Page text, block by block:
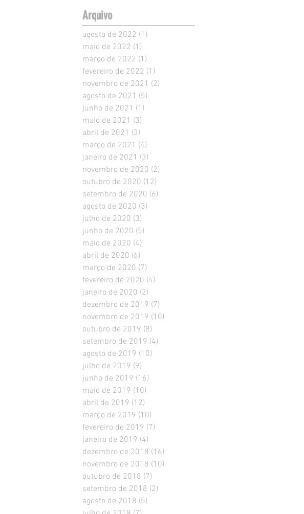
Arquivo
agosto de 2022 (1)
maio de 2022 (1)
março de 2022 (1)
fevereiro de 2022 (1)
novembro de 2021 (2)
agosto de 2021 (5)
junho de 2021 (1)
maio de 2021 (3)
abril de 2021 (3)
março de 2021 (4)
janeiro de 2021 (3)
novembro de 2020 (2)
outubro de 2020 (12)
setembro de 2020 (6)
agosto de 2020 (3)
julho de 2020 (3)
junho de 2020 (5)
maio de 2020 (4)
abril de 2020 (6)
março de 2020 (7)
fevereiro de 2020 (4)
janeiro de 2020 (2)
dezembro de 2019 (7)
novembro de 2019 (10)
outubro de 2019 (8)
setembro de 2019 (4)
agosto de 2019 (10)
julho de 2019 (9)
junho de 2019 (16)
maio de 2019 (10)
abril de 2019 (12)
março de 2019 (10)
fevereiro de 2019 (7)
janeiro de 2019 (4)
dezembro de 2018 (16)
novembro de 2018 (10)
outubro de 2018 (7)
setembro de 2018 (2)
agosto de 2018 (5)